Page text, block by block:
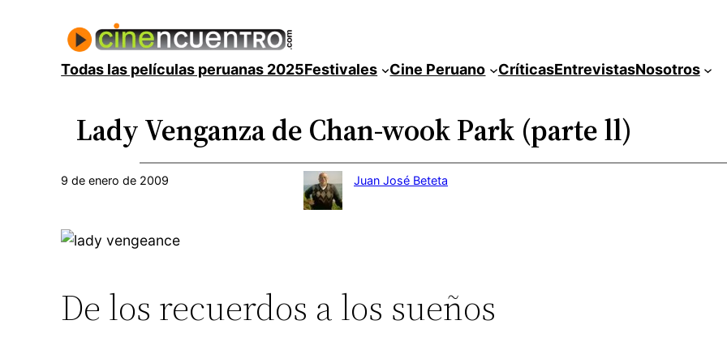
contenidoTodas las películas peruanas 2025Festivales Cine Peruano CríticasEntrevistasNosotros
Lady Venganza de Chan-wook Park (parte ll)
9 de enero de 2009 Juan José Beteta
De los recuerdos a los sueños